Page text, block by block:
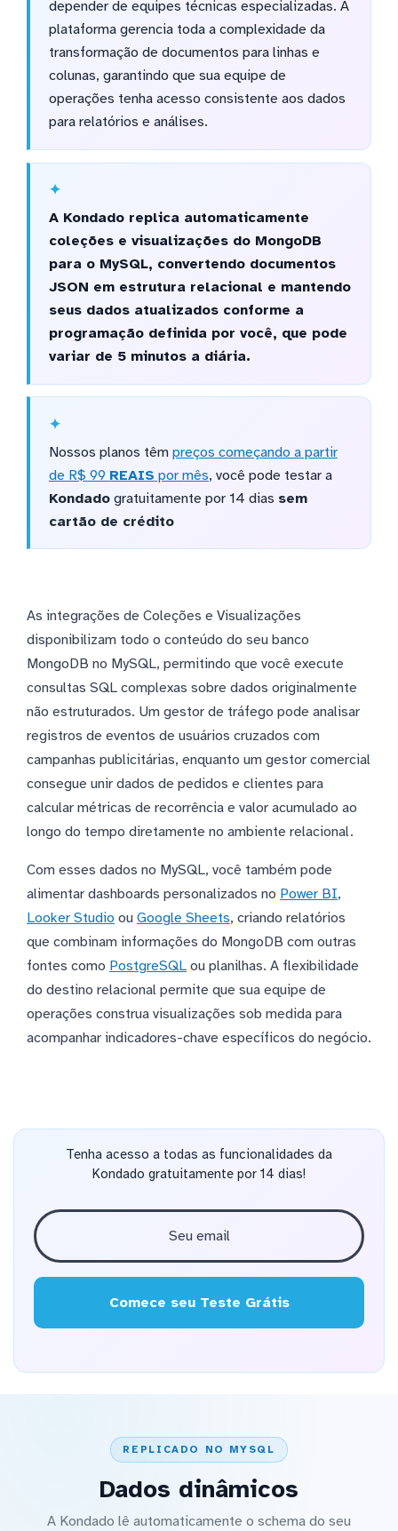
depender de equipes técnicas especializadas. A
plataforma gerencia toda a complexidade da
transformação de documentos para linhas e
colunas, garantindo que sua equipe de
operações tenha acesso consistente aos dados
para relatórios e análises.
A Kondado replica automaticamente
coleções e visualizações do MongoDB
para o MySQL, convertendo documentos
JSON em estrutura relacional e mantendo
seus dados atualizados conforme a
programação definida por você, que pode
variar de 5 minutos a diária.
Nossos planos têm preços começando a partir
de R$ 99 REAIS por mês, você pode testar a
Kondadogratuitamente por 14 dias sem
cartão de crédito
As integrações de Coleções e Visualizações
disponibilizam todo o conteúdo do seu banco
MongoDB no MySQL, permitindo que você execute
consultas SQL complexas sobre dados originalmente
não estruturados. Um gestor de tráfego pode analisar
registros de eventos de usuários cruzados com
campanhas publicitárias, enquanto um gestor comercial
consegue unir dados de pedidos e clientes para
calcular métricas de recorrência e valor acumulado ao
longo do tempo diretamente no ambiente relacional.
Com esses dados no MySQL, você também pode
alimentar dashboards personalizados no Power BI,
Looker Studio ou Google Sheets, criando relatórios
que combinam informações do MongoDB com outras
fontes como PostgreSQL ou planilhas. A flexibilidade
do destino relacional permite que sua equipe de
operações construa visualizações sob medida para
acompanhar indicadores-chave específicos do negócio.
Tenha acesso a todas as funcionalidades da
Kondado gratuitamente por 14 dias!
Comece seu Teste Grátis
REPLICADO NO MYSQL
Dados dinâmicos
A Kondado lê automaticamente o schema do seu